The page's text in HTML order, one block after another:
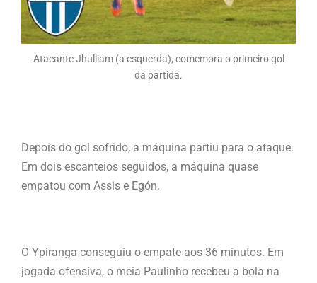
Atacante Jhulliam (a esquerda), comemora o primeiro gol
da partida.
Depois do gol sofrido, a máquina partiu para o ataque.
Em dois escanteios seguidos, a máquina quase
empatou com Assis e Egón.
O Ypiranga conseguiu o empate aos 36 minutos. Em
jogada ofensiva, o meia Paulinho recebeu a bola na